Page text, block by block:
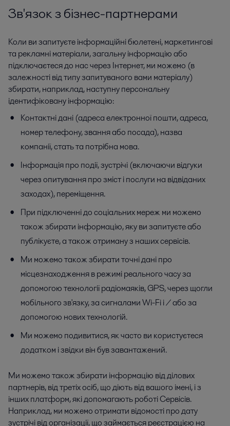
Зв'язок з бізнес-партнерами
Коли ви запитуєте інформаційні бюлетені, маркетингові
та рекламні матеріали, загальну інформацію або
підключаєтеся до нас через Інтернет, ми можемо (в
залежності від типу запитуваного вами матеріалу)
збирати, наприклад, наступну персональну
ідентифіковану інформацію:
Контактні дані (адреса електронної пошти, адреса,
номер телефону, звання або посада), назва
компанії, стать та потрібна мова.
Інформація про події, зустрічі (включаючи відгуки
через опитування про зміст і послуги на відвіданих
заходах), переміщення.
При підключенні до соціальних мереж ми можемо
також збирати інформацію, яку ви запитуєте або
публікуєте, а також отриману з наших сервісів.
Ми можемо також збирати точні дані про
місцезнаходження в режимі реального часу за
допомогою технології радіомаяків, GPS, через щогли
мобільного зв'язку, за сигналами Wi-Fi і / або за
допомогою нових технологій.
Ми можемо подивитися, як часто ви користуєтеся
додатком і звідки він був завантажений.
Ми можемо також збирати інформацію від ділових
партнерів, від третіх осіб, що діють від вашого імені, і з
інших платформ, які допомагають роботі Сервісів.
Наприклад, ми можемо отримати відомості про дату
зустрічі від організації, що займається реєстрацією на